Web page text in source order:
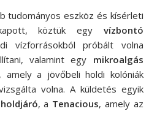
tudományos eszköz és kísérleti
köztük egy vízbontó
vízforrásokból próbált volna
valamint egy mikroalgás
, amely a jövőbeli holdi kolóniák
volna. A küldetés egyik
, a Tenacious, amely az